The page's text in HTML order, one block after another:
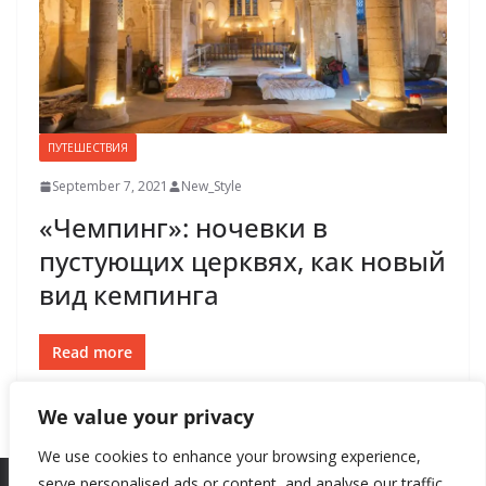
We value your privacy
We use cookies to enhance your browsing experience,
ПУТЕШЕСТВИЯ
September 7, 2021 New_Style
«Чемпинг»: ночевки в
пустующих церквях, как новый
вид кемпинга
Read more